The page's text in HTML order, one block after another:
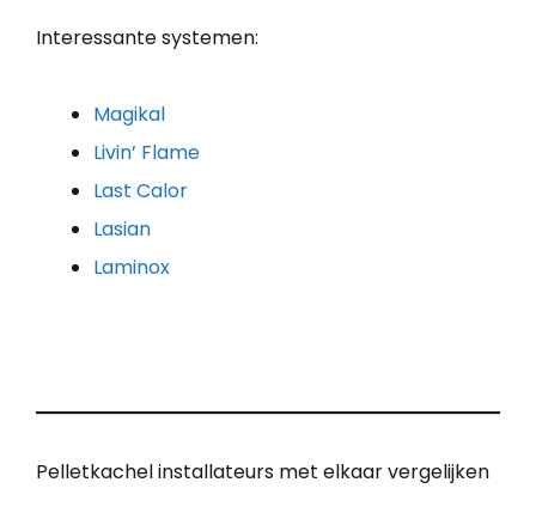
Interessante systemen:
Magikal
Livin’ Flame
Last Calor
Lasian
Laminox
Pelletkachel installateurs met elkaar vergelijken